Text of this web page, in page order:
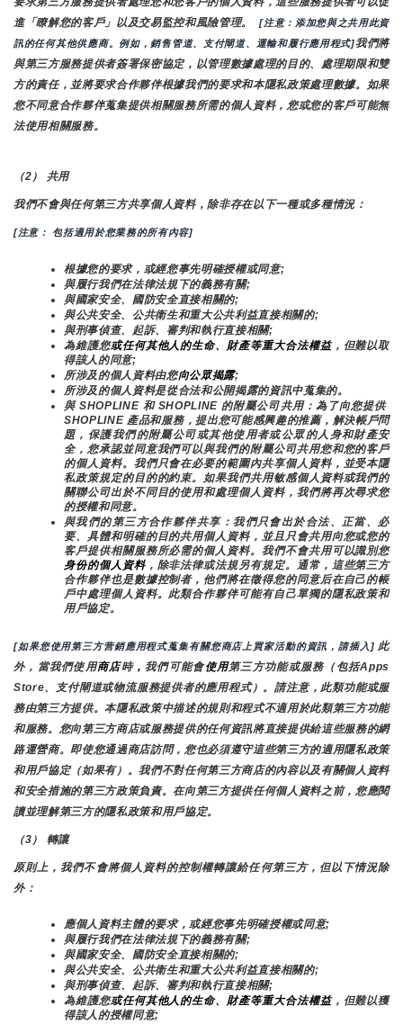
進「瞭解您的客戶」以及交易監控和風險管理。
[注意：添加您與之共用此資
訊的任何其他供應商。例如，銷售管道、支付閘道、運輸和履行應用程式]我們將
與第三方服務提供者簽署保密協定，以管理數據處理的目的、處理期限和雙
方的責任，並將要求合作夥伴根據我們的要求和本隱私政策處理數據。如果
您不同意合作夥伴蒐集提供相關服務所需的個人資料，您或您的客戶可能無
法使用相關服務。
（2） 共用
我們不會與任何第三方共享個人資料，除非存在以下一種或多種情況：
[注意： 包括適用於您業務的所有內容]
根據您的要求，或經您事先明確授權或同意;
與履行我們在法律法規下的義務有關;
與國家安全、國防安全直接相關的;
與公共安全、公共衛生和重大公共利益直接相關的;
與刑事偵查、起訴、審判和執行直接相關;
為維護您或任何其他人的生命、財產等重大合法權益，但難以取
得該人的同意;
所涉及的個人資料由您向公眾揭露;
所涉及的個人資料是從合法和公開揭露的資訊中蒐集的。
與 SHOPLINE 和 SHOPLINE 的附屬公司共用：為了向您提供
SHOPLINE 產品和服務，提出您可能感興趣的推薦，解決帳戶問
題，保護我們的附屬公司或其他使用者或公眾的人身和財產安
全，您承認並同意我們可以與我們的附屬公司共用您和您的客戶
的個人資料。我們只會在必要的範圍內共享個人資料，並受本隱
私政策規定的目的的約束。如果我們共用敏感個人資料或我們的
關聯公司出於不同目的使用和處理個人資料，我們將再次尋求您
的授權和同意。
與我們的第三方合作夥伴共享：我們只會出於合法、正當、必
要、具體和明確的目的共用個人資料，並且只會共用向您或您的
客戶提供相關服務所必需的個人資料。我們不會共用可以識別您
身份的個人資料，除非法律或法規另有規定。通常，這些第三方
合作夥伴也是數據控制者，他們將在徵得您的同意后在自己的帳
戶中處理個人資料。此類合作夥伴可能有自己單獨的隱私政策和
用戶協定。
[如果您使用第三方营銷應用程式蒐集有關您商店上買家活動的資訊，請插入] 此
外，當我們使用商店時，我們可能會使用第三方功能或服務（包括Apps
Store、支付閘道或物流服務提供者的應用程式）。請注意，此類功能或服
務由第三方提供。本隱私政策中描述的規則和程式不適用於此類第三方功能
和服務。您向第三方商店或服務提供的任何資訊將直接提供給這些服務的網
路運營商。即使您通過商店訪問，您也必須遵守這些第三方的適用隱私政策
和用戶協定（如果有）。我們不對任何第三方商店的內容以及有關個人資料
和安全措施的第三方政策負責。在向第三方提供任何個人資料之前，您應閱
讀並理解第三方的隱私政策和用戶協定。
（3） 轉讓
原則上，我們不會將個人資料的控制權轉讓給任何第三方，但以下情況除
外：
應個人資料主體的要求，或經您事先明確授權或同意;
與履行我們在法律法規下的義務有關;
與國家安全、國防安全直接相關的;
與公共安全、公共衛生和重大公共利益直接相關的;
與刑事偵查、起訴、審判和執行直接相關;
為維護您或任何其他人的生命、財產等重大合法權益，但難以獲
得該人的授權同意;